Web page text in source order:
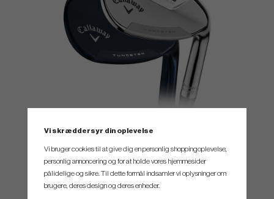
Vi skræddersyr din oplevelse
Vi bruger cookies til at give dig en personlig shoppingoplevelse,
personlig annoncering og for at holde vores hjemmesider
pålidelige og sikre. Til dette formål indsamler vi oplysninger om
brugere, deres design og deres enheder.